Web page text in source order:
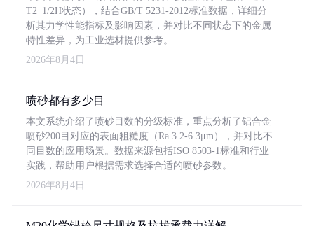
T2_1/2H状态），结合GB/T 5231-2012标准数据，详细分
析其力学性能指标及影响因素，并对比不同状态下的金属
特性差异，为工业选材提供参考。
2026年8月4日
喷砂都有多少目
本文系统介绍了喷砂目数的分级标准，重点分析了铝合金
喷砂200目对应的表面粗糙度（Ra 3.2-6.3μm），并对比不
同目数的应用场景。数据来源包括ISO 8503-1标准和行业
实践，帮助用户根据需求选择合适的喷砂参数。
2026年8月4日